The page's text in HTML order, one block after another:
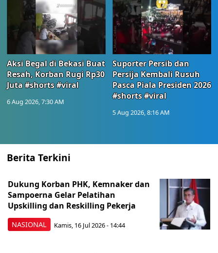
Aksi Begal di Bekasi Buat
Resah, Korban Rugi Rp30
Juta #shorts #viral
6 Aug 2026, 7:30 AM
Suporter Persib dan
Persija Kembali Rusuh
Pasca Piala Presiden 2026
#shorts #viral
5 Aug 2026, 8:16 AM
Berita Terkini
NASIONAL
Dukung Korban PHK, Kemnaker dan
Sampoerna Gelar Pelatihan
Upskilling dan Reskilling Pekerja
Kamis, 16 Jul 2026 - 14:44